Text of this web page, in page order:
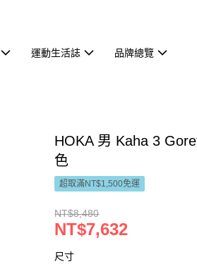
運動生活誌 品牌總覽
HOKA 男 Kaha 3
色
超取滿NT$1,500免運
NT$8,480
NT$7,632
尺寸